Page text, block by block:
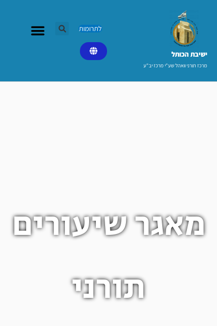
ישיבת הכותל​
מרכז תורני וואהל שע"י מרכז יב"ע
לתרומות
מאגר שיעורים
תורני